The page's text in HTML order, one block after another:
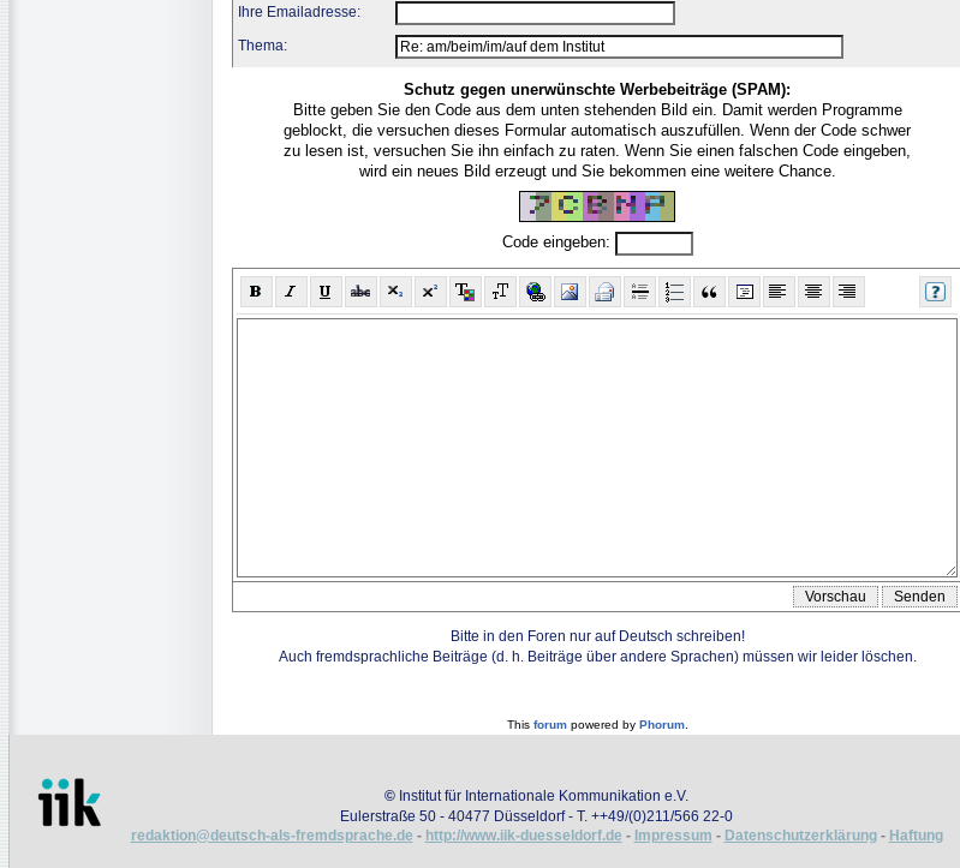
Ihre Emailadresse:
Thema:
Schutz gegen unerwünschte Werbebeiträge (SPAM):
Bitte geben Sie den Code aus dem unten stehenden Bild ein. Damit werden Programme
geblockt, die versuchen dieses Formular automatisch auszufüllen. Wenn der Code schwer
zu lesen ist, versuchen Sie ihn einfach zu raten. Wenn Sie einen falschen Code eingeben,
wird ein neues Bild erzeugt und Sie bekommen eine weitere Chance.
Code eingeben:
Bitte in den Foren nur auf Deutsch schreiben!
Auch fremdsprachliche Beiträge (d. h. Beiträge über andere Sprachen) müssen wir leider löschen.
This forumpowered by Phorum.
© Institut für Internationale Kommunikation e.V.
Eulerstraße 50 - 40477 Düsseldorf - T. ++49/(0)211/566 22-0
redaktion@deutsch-als-fremdsprache.de - http://www.iik-duesseldorf.de - Impressum - Datenschutzerklärung- Haftung